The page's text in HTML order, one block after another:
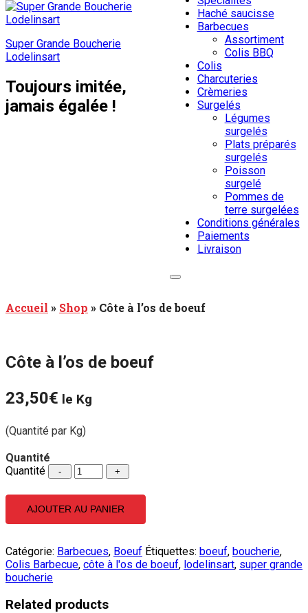
Super Grande Boucherie
Lodelinsart
Toujours imitée,
jamais égalée !
Haché saucisse
Barbecues
Assortiment
Colis BBQ
Colis
Charcuteries
Crèmeries
Surgelés
Légumes
surgelés
Plats préparés
surgelés
Poisson
surgelé
Pommes de
terre surgelées
Conditions générales
Paiements
Livraison
Accueil » Shop » Côte à l’os de boeuf
Côte à l’os de boeuf
23,50€ le Kg
(Quantité par Kg)
Quantité
Quantité
AJOUTER AU PANIER
Catégorie: Barbecues, Boeuf Étiquettes: boeuf, boucherie,
Colis Barbecue, côte à l'os de boeuf, lodelinsart, super grande
boucherie
Related products